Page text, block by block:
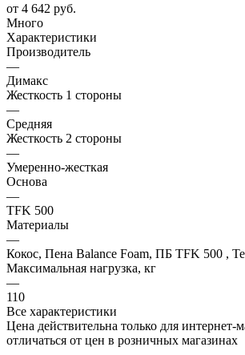
от 4 642 руб.
Много
Характеристики
Производитель
—
Димакс
Жесткость 1 стороны
—
Средняя
Жесткость 2 стороны
—
Умеренно-жесткая
Основа
—
TFK 500
Материалы
—
Кокос, Пена Balance Foam, ПБ TFK 500 ,
Максимальная нагрузка, кг
—
110
Все характеристики
Цена действительна только для интернет-
отличаться от цен в розничных магазинах